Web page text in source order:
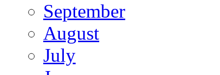
September
August
July